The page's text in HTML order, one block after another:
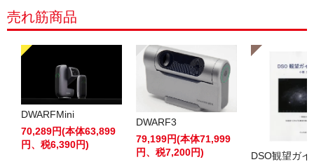
売れ筋商品
DWARFMini
70,289円(本体63,899
円、税6,390円)
DWARF3
79,199円(本体71,999
円、税7,200円)
DSO観望ガ